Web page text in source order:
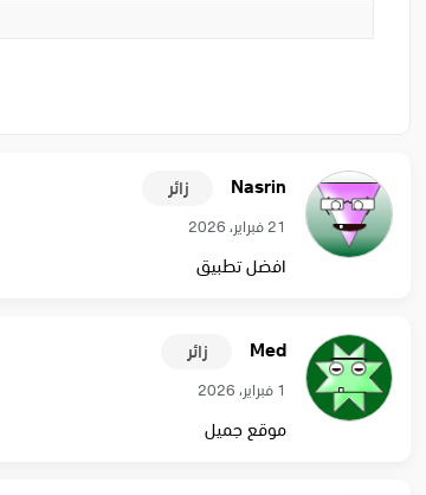
Nasrin زائر
21 فبراير، 2026
افضل تطبيق
Med زائر
1 فبراير، 2026
موقع جميل